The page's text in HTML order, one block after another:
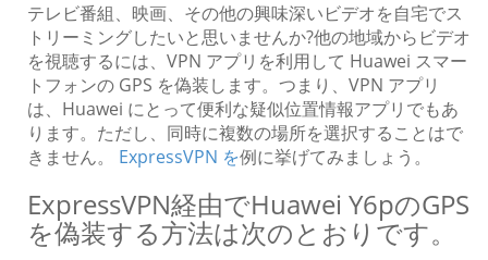
テレビ番組、映画、その他の興味深いビデオを自宅でス
トリーミングしたいと思いませんか?他の地域からビデオ
を視聴するには、VPN アプリを利用して Huawei スマー
トフォンの GPS を偽装します。つまり、VPN アプリ
は、Huawei にとって便利な疑似位置情報アプリでもあ
ります。ただし、同時に複数の場所を選択することはで
きません。 ExpressVPN を例に挙げてみましょう。
ExpressVPN経由でHuawei Y6pのGPS
を偽装する方法は次のとおりです。